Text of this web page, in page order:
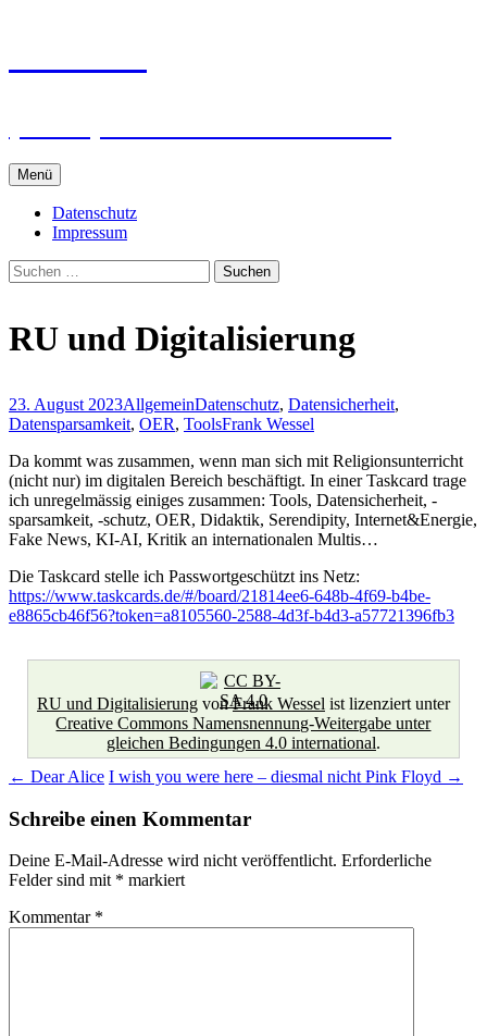
Menü
Datenschutz
Impressum
Suchen
nach:
RU und Digitalisierung
23. August 2023AllgemeinDatenschutz, Datensicherheit,
Datensparsamkeit, OER, ToolsFrank Wessel
Da kommt was zusammen, wenn man sich mit Religionsunterricht
(nicht nur) im digitalen Bereich beschäftigt. In einer Taskcard trage
ich unregelmässig einiges zusammen: Tools, Datensicherheit, -
sparsamkeit, -schutz, OER, Didaktik, Serendipity, Internet&Energie,
Fake News, KI-AI, Kritik an internationalen Multis…
Die Taskcard stelle ich Passwortgeschützt ins Netz:
https://www.taskcards.de/#/board/21814ee6-648b-4f69-b4be-
e8865cb46f56?token=a8105560-2588-4d3f-b4d3-a57721396fb3
RU und DigitalisierungvonFrank Wessel ist lizenziert unter
Creative Commons Namensnennung-Weitergabe unter
gleichen Bedingungen 4.0 international.
Beitragsnavigation
← Dear Alice I wish you were here – diesmal nicht Pink Floyd →
Schreibe einen Kommentar
Deine E-Mail-Adresse wird nicht veröffentlicht. Erforderliche
Felder sind mit * markiert
Kommentar *